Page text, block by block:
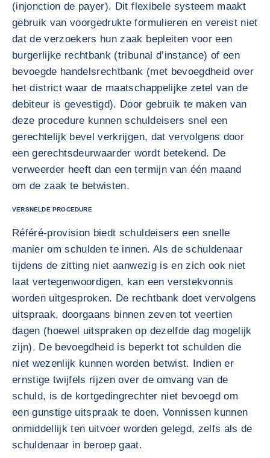
(injonction de payer). Dit flexibele systeem maakt
gebruik van voorgedrukte formulieren en vereist niet
dat de verzoekers hun zaak bepleiten voor een
burgerlijke rechtbank (tribunal d’instance) of een
bevoegde handelsrechtbank (met bevoegdheid over
het district waar de maatschappelijke zetel van de
debiteur is gevestigd). Door gebruik te maken van
deze procedure kunnen schuldeisers snel een
gerechtelijk bevel verkrijgen, dat vervolgens door
een gerechtsdeurwaarder wordt betekend. De
verweerder heeft dan een termijn van één maand
om de zaak te betwisten.
VERSNELDE PROCEDURE
Référé-provision biedt schuldeisers een snelle
manier om schulden te innen. Als de schuldenaar
tijdens de zitting niet aanwezig is en zich ook niet
laat vertegenwoordigen, kan een verstekvonnis
worden uitgesproken. De rechtbank doet vervolgens
uitspraak, doorgaans binnen zeven tot veertien
dagen (hoewel uitspraken op dezelfde dag mogelijk
zijn). De bevoegdheid is beperkt tot schulden die
niet wezenlijk kunnen worden betwist. Indien er
ernstige twijfels rijzen over de omvang van de
schuld, is de kortgedingrechter niet bevoegd om
een gunstige uitspraak te doen. Vonnissen kunnen
onmiddellijk ten uitvoer worden gelegd, zelfs als de
schuldenaar in beroep gaat.